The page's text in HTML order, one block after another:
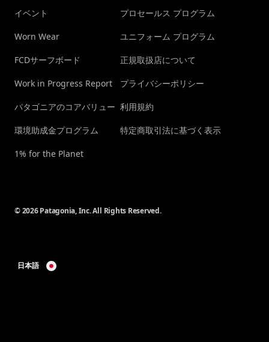
イベント
Worn Wear
FCDサーフボード
Work in Progress Report
パタゴニアのコアバリュー
環境助成金プログラム
1% for the Planet
プロセールス プログラム
ユニフォーム プログラム
正規取扱店について
プライバシーポリシー
利用規約
特定商取引法に基づく表示
© 2026 Patagonia, Inc. All Rights Reserved.
日本語